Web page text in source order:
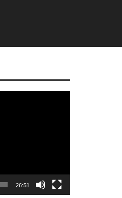
26:51